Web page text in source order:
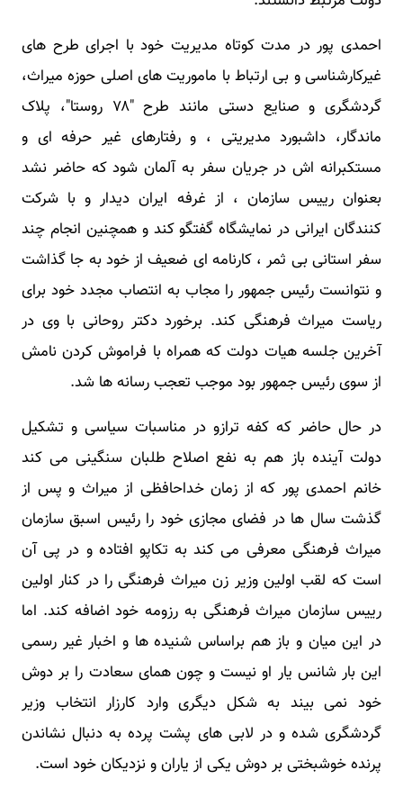
احمدی پور در مدت کوتاه مدیریت خود با اجرای طرح های
غیرکارشناسی و بی ارتباط با ماموریت های اصلی حوزه میراث،
گردشگری و صنایع دستی مانند طرح "۷۸ روستا"، پلاک
ماندگار، داشبورد مدیریتی ، و رفتارهای غیر حرفه ای و
مستکبرانه اش در جریان سفر به آلمان شود که حاضر نشد
بعنوان رییس سازمان ، از غرفه ایران دیدار و با شرکت
کنندگان ایرانی در نمایشگاه گفتگو کند و همچنین انجام چند
سفر استانی بی ثمر ، کارنامه ای ضعیف از خود به جا گذاشت
و نتوانست رئیس جمهور را مجاب به انتصاب مجدد خود برای
ریاست میراث فرهنگی کند. برخورد دکتر روحانی با وی در
آخرین جلسه هیات دولت که همراه با فراموش کردن نامش
از سوی رئیس جمهور بود موجب تعجب رسانه ها شد.
در حال حاضر که کفه ترازو در مناسبات سیاسی و تشکیل
دولت آینده باز هم به نفع اصلاح طلبان سنگینی می کند
خانم احمدی پور که از زمان خداحافظی از میراث و پس از
گذشت سال ها در فضای مجازی خود را رئیس اسبق سازمان
میراث فرهنگی معرفی می کند به تکاپو افتاده و در پی آن
است که لقب اولین وزیر زن میراث فرهنگی را در کنار اولین
رییس سازمان میراث فرهنگی به رزومه خود اضافه کند. اما
در این میان و باز هم براساس شنیده ها و اخبار غیر رسمی
این بار شانس یار او نیست و چون همای سعادت را بر دوش
خود نمی بیند به شکل دیگری وارد کارزار انتخاب وزیر
گردشگری شده و در لابی های پشت پرده به دنبال نشاندن
پرنده خوشبختی بر دوش یکی از یاران و نزدیکان خود است.